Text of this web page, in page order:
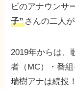
ビのアナウンサ
子”さんの二人が
2019年からは、
者（MC）・番
瑞樹アナは続投